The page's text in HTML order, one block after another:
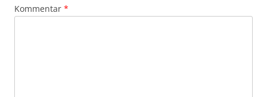
Kommentar *